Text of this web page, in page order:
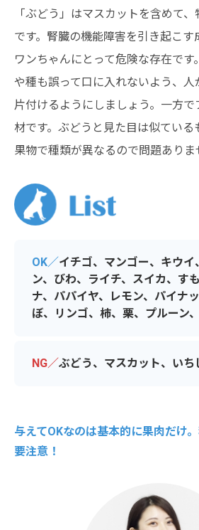
「ぶどう」はマスカットを含めて
です。腎臓の機能障害を引き起こす
ワンちゃんにとって危険な存在です
や種も誤って口に入れないよう、
片付けるようにしましょう。一方で
材です。ぶどうと見た目は似ている
果物で種類が異なるので問題ありま
OK／イチゴ、マンゴー、キウイ
ン、びわ、ライチ、スイカ、す
ナ、パパイヤ、レモン、パイナ
ぼ、リンゴ、柿、栗、プルーン
NG／ぶどう、マスカット、いち
与えてOKなのは基本的に果肉だけ
要注意！